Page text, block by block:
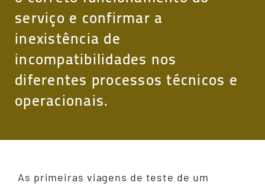
serviço e confirmar a
inexistência de
incompatibilidades nos
diferentes processos técnicos e
operacionais.
As primeiras viagens de teste de um